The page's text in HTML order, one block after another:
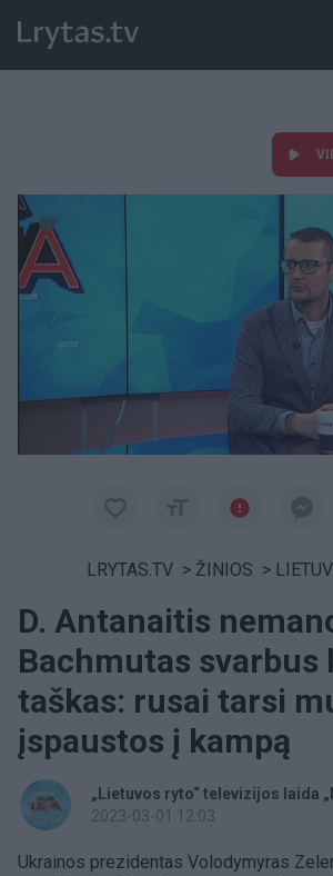
LRYTAS.TV > ŽINIOS >
D. Antanaitis
Bachmutas svarbus
taškas: rusai tarsi
įspaustos į kampą
„Lietuvos ryto“ televizijos laida
2023-03-01 12:03
Ukrainos prezidentas Volodymyras